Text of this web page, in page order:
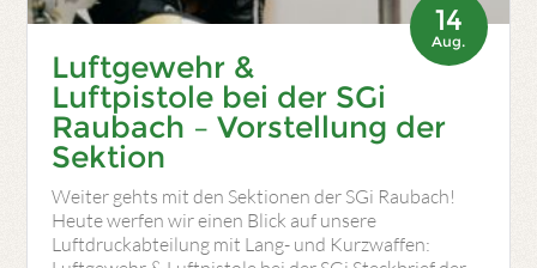
14
Aug.
Luftgewehr &
Luftpistole bei der SGi
Raubach – Vorstellung der
Sektion
Weiter gehts mit den Sektionen der SGi Raubach!
Heute werfen wir einen Blick auf unsere
Luftdruckabteilung mit Lang- und Kurzwaffen: